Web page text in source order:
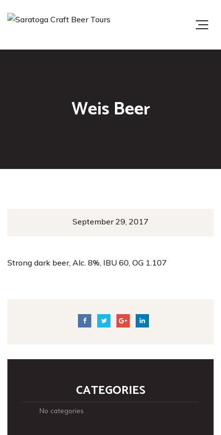
Weis Beer
September 29, 2017
Strong dark beer, Alc. 8%, IBU 60, OG 1.107
CATEGORIES
No categories